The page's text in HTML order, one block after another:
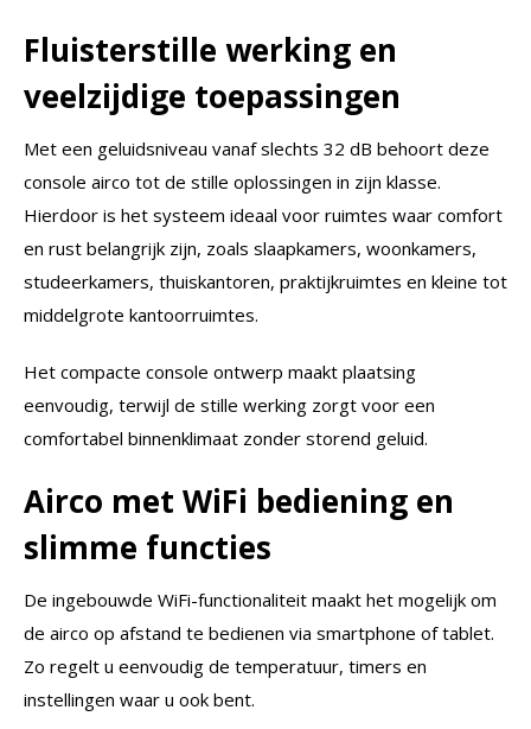
Fluisterstille werking en
veelzijdige toepassingen
Met een geluidsniveau vanaf slechts 32 dB behoort deze
console airco tot de stille oplossingen in zijn klasse.
Hierdoor is het systeem ideaal voor ruimtes waar comfort
en rust belangrijk zijn, zoals slaapkamers, woonkamers,
studeerkamers, thuiskantoren, praktijkruimtes en kleine tot
middelgrote kantoorruimtes.
Het compacte console ontwerp maakt plaatsing
eenvoudig, terwijl de stille werking zorgt voor een
comfortabel binnenklimaat zonder storend geluid.
Airco met WiFi bediening en
slimme functies
De ingebouwde WiFi-functionaliteit maakt het mogelijk om
de airco op afstand te bedienen via smartphone of tablet.
Zo regelt u eenvoudig de temperatuur, timers en
instellingen waar u ook bent.